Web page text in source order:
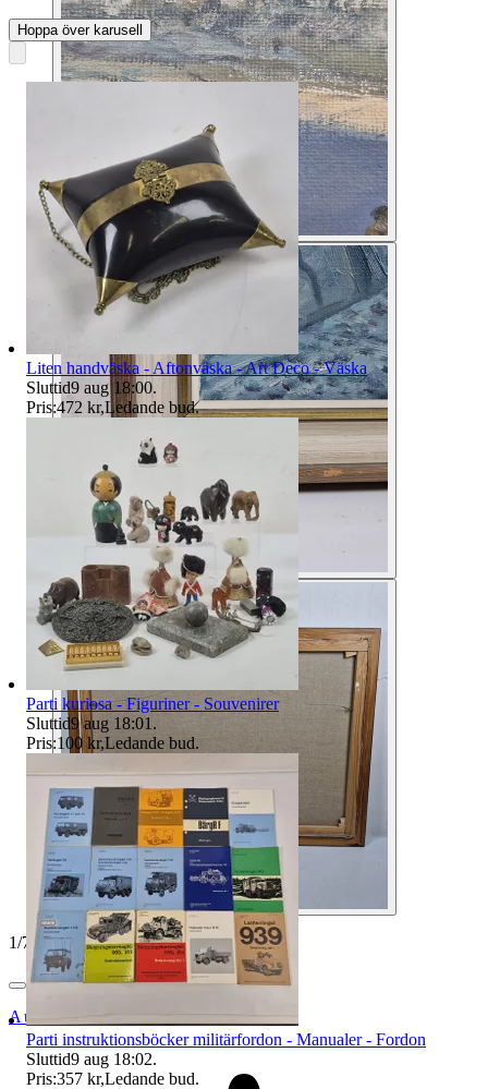
1/7
Auktionsbyra
Hoppa över karusell
Liten handväska - Aftonväska - Art Deco - Väska
Sluttid9 aug 18:00.
Pris:472 kr,Ledande bud.
Parti kuriosa - Figuriner - Souvenirer
Sluttid9 aug 18:01 .
Pris:100 kr,Ledande bud.
Parti instruktionsböcker militärfordon - Manualer - Fordon
Sluttid9 aug 18:02.
Pris:357 kr,Ledande bud.